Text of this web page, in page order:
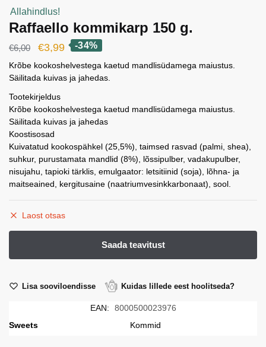
Allahindlus!
Raffaello kommikarp 150 g.
€6,00
Algne
hind
oli:
€6,00.
€3,99Current
price
is:
-34%
Krõbe kookoshelvestega kaetud mandlisüdamega maiustus.
Säilitada kuivas ja jahedas.
Tootekirjeldus
Krõbe kookoshelvestega kaetud mandlisüdamega maiustus.
Säilitada kuivas ja jahedas
Koostisosad
Kuivatatud kookospähkel (25,5%), taimsed rasvad (palmi, shea),
suhkur, purustamata mandlid (8%), lõssipulber, vadakupulber,
nisujahu, tapioki tärklis, emulgaator: letsitiinid (soja), lõhna- ja
maitseained, kergitusaine (naatriumvesinkkarbonaat), sool.
Laost otsas
Lisa sooviloendisse Kuidas lillede eest hoolitseda?
EAN:
8000500023976
Sweets
Kommid